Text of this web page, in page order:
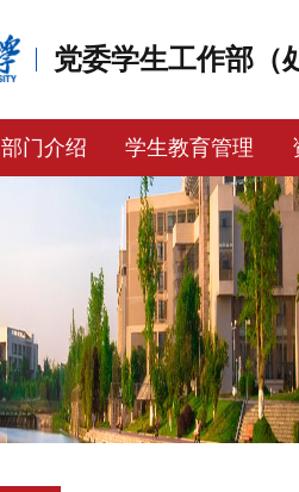
党委学生工作部（
部门介绍 学生教育管理